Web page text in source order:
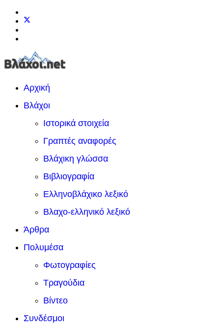
Αρχική
Βλάχοι
Ιστορικά στοιχεία
Γραπτές αναφορές
Βλάχικη γλώσσα
Βιβλιογραφία
Ελληνοβλάχικο λεξικό
Βλαχο-ελληνικό λεξικό
Άρθρα
Πολυμέσα
Φωτογραφίες
Τραγούδια
Βίντεο
Συνδέσμοι